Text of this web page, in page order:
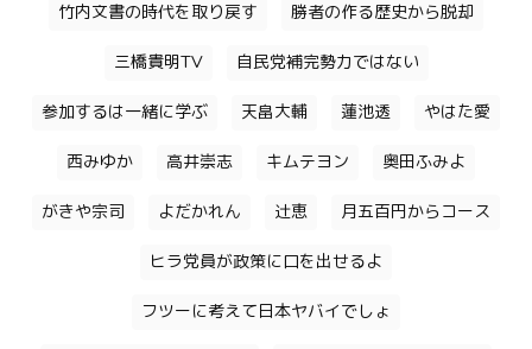
竹内文書の時代を取り戻す 勝者の作る歴史から脱却
三橋貴明TV 自民党補完勢力ではない
参加するは一緒に学ぶ 天畠大輔 蓮池透 やはた愛
西みゆか 高井崇志 キムテヨン 奥田ふみよ
がきや宗司 よだかれん 辻恵 月五百円からコース
ヒラ党員が政策に口を出せるよ
フツーに考えて日本ヤバイでしょ